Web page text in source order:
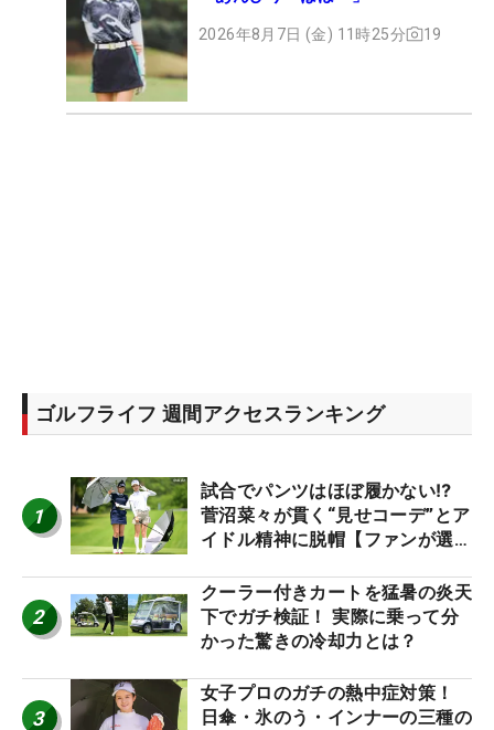
2026年8月7日 (金) 11時25分 19
ゴルフライフ 週間アクセスランキング
1
試合でパンツはほぼ履かない⁉
菅沼菜々が貫く“見せコーデ”とア
イドル精神に脱帽【ファンが選ぶ
2
クーラー付きカートを猛暑の炎天
下でガチ検証！ 実際に乗って分
かった驚きの冷却力とは？
3
女子プロのガチの熱中症対策！
日傘・氷のう・インナーの三種の